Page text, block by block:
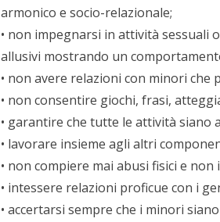
armonico e socio-relazionale;
• non impegnarsi in attività sessuali
allusivi mostrando un
• non avere relazioni con minori
• non consentire giochi, frasi,
• garantire che tutte le attività siano
• lavorare insieme agli altri
• non compiere mai abusi fisici e
• intessere relazioni proficue con i
• accertarsi sempre che i minori